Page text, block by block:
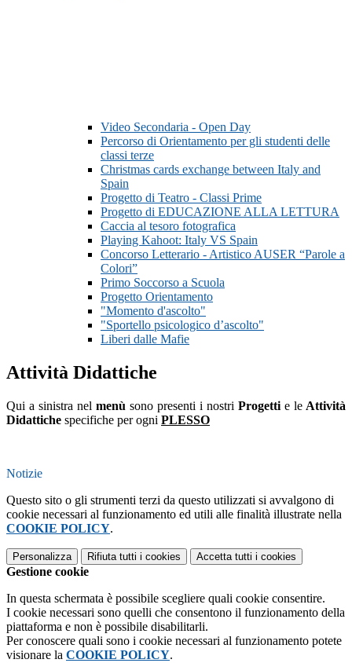
Video Secondaria - Open Day
Percorso di Orientamento per gli studenti delle
classi terze
Christmas cards exchange between Italy and
Spain
Progetto di Teatro - Classi Prime
Progetto di EDUCAZIONE ALLA LETTURA
Caccia al tesoro fotografica
Playing Kahoot: Italy VS Spain
Concorso Letterario - Artistico AUSER “Parole a
Colori”
Primo Soccorso a Scuola
Progetto Orientamento
"Momento d'ascolto"
"Sportello psicologico d’ascolto"
Liberi dalle Mafie
Attività Didattiche
Qui a sinistra nel menù sono presenti i nostri Progetti e le Attività
Didattiche specifiche per ogni PLESSO
Notizie
Questo sito o gli strumenti terzi da questo utilizzati si avvalgono di
cookie necessari al funzionamento ed utili alle finalità illustrate nella
COOKIE POLICY.
Personalizza Rifiuta tutti i cookies Accetta tutti i cookies
Gestione cookie
In questa schermata è possibile scegliere quali cookie consentire.
I cookie necessari sono quelli che consentono il funzionamento della
piattaforma e non è possibile disabilitarli.
Per conoscere quali sono i cookie necessari al funzionamento potete
visionare la COOKIE POLICY.